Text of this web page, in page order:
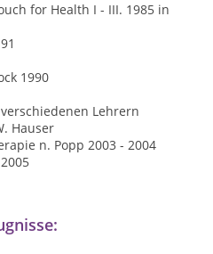
for Health I - III. 1985 in
1990
Lehrern
Hauser
n. Popp 2003 - 2004